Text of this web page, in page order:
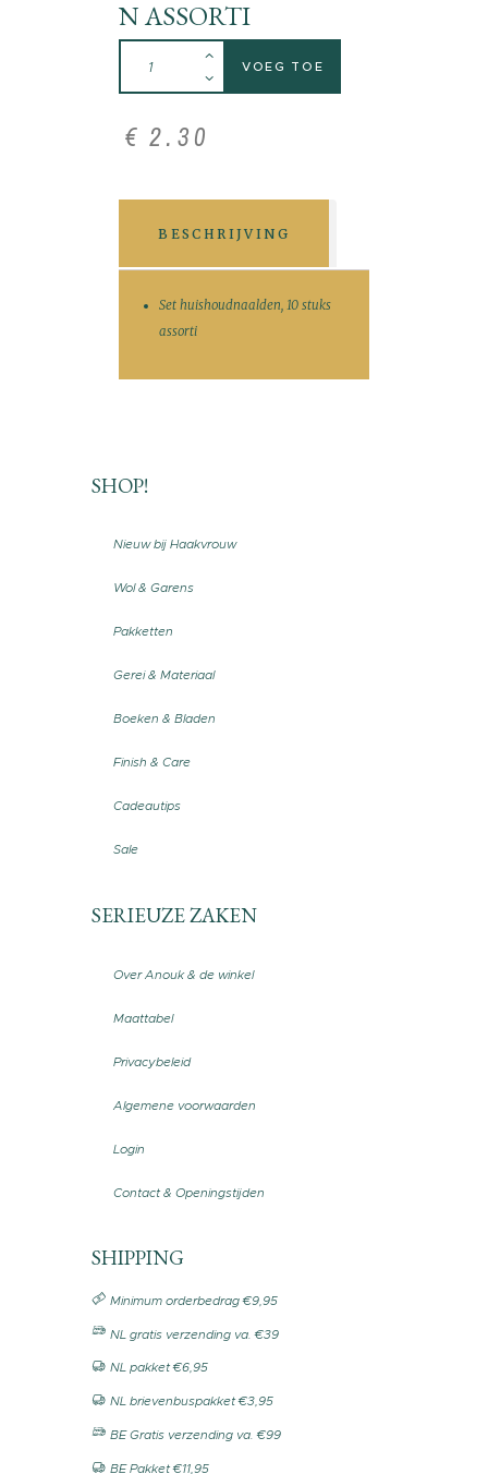
N ASSORTI
VOEG TOE
€ 2. 30
BESCHRIJVING
Set huishoudnaalden, 10 stuks
assorti
SHOP!
Nieuw bij Haakvrouw
Wol & Garens
Pakketten
Gerei & Materiaal
Boeken & Bladen
Finish & Care
Cadeautips
Sale
SERIEUZE ZAKEN
Over Anouk & de winkel
Maattabel
Privacybeleid
Algemene voorwaarden
Login
Contact & Openingstijden
SHIPPING
Minimum orderbedrag €9,95
NL gratis verzending va. €39
NL pakket €6,95
NL brievenbuspakket €3,95
BE Gratis verzending va. €99
BE Pakket €11,95